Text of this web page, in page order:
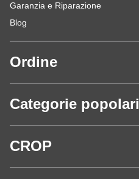
Garanzia e Riparazione
Blog
Ordine
Categorie popolari
CROP